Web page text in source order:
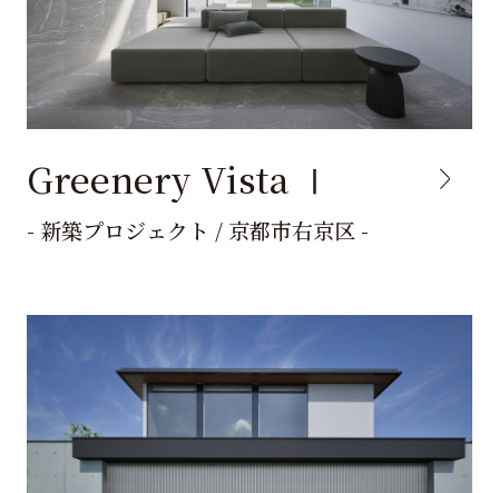
Greenery Vista Ⅰ
- 新築プロジェクト / 京都市右京区 -